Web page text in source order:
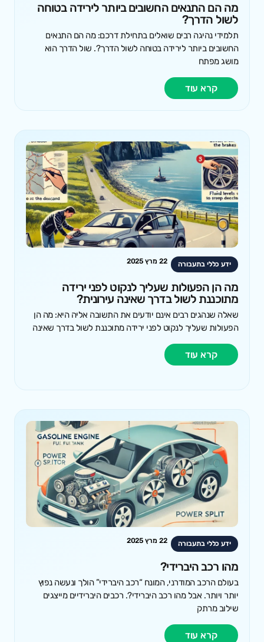
מה הם התנאים החשובים ביותר לירידה בטוחה
לשול הדרך?
תלמידי נהיגה רבים שואלים בתחילת דרכם: מה הם התנאים
החשובים ביותר לירידה בטוחה לשול הדרך?. שול הדרך הוא
מושג מפתח
קרא עוד
ידע כללי בתעבורה 22 מרץ 2025
מה הן הפעולות שעליך לנקוט לפני ירידה
מתוכננת לשול בדרך שאינה עירונית?
שאלה שנהגים רבים אינם יודעים את התשובה אליה היא: מה הן
הפעולות שעליך לנקוט לפני ירידה מתוכננת לשול בדרך שאינה
קרא עוד
ידע כללי בתעבורה 22 מרץ 2025
מהו רכב היברידי?
בעולם הרכב המודרני, המונח “רכב היברידי” הולך ונעשה נפוץ
יותר ויותר. אבל מהו רכב היברידי?. רכבים היברידיים מייצגים
שילוב מרתק
קרא עוד